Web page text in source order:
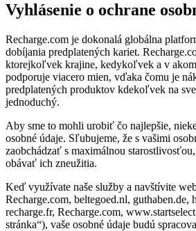
Vyhlásenie o ochrane
Recharge.com je dokonalá globálna
dobíjania predplatených kariet.
ktorejkoľvek krajine, kedykoľvek a v
podporuje viacero mien, vďaka čomu je
predplatených produktov kdekoľvek na
jednoduchý.
Aby sme to mohli urobiť čo najlepšie,
osobné údaje. Sľubujeme, že s vašimi
zaobchádzať s maximálnou starostlivosťou,
obávať ich zneužitia.
Keď využívate naše služby a navštívite
Recharge.com, beltegoed.nl, guthaben.de,
recharge.fr, Recharge.com,
stránka“), vaše osobné údaje budú